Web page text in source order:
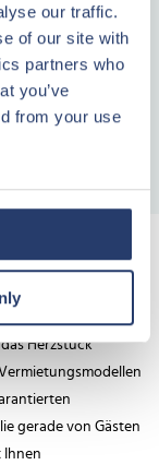
our traffic.
of our site with
partners who
you’ve
from your use
Kreditraten,
Teil Eigenkapital
dasin Immobilien
den Kontakt her,
– der
Herzstück
gerade von Gästen
Ihnen